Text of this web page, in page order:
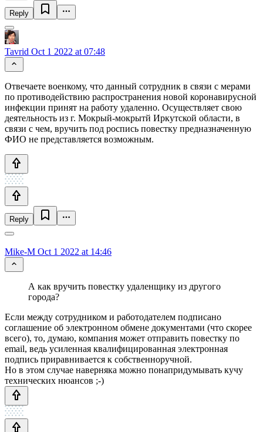
Reply
Tavrid Oct 1 2022 at 07:48
Отвечаете военкому, что данный сотрудник в связи с мерами
по противодействию распространения новой коронавирусной
инфекции принят на работу удаленно. Осуществляет свою
деятельность из г. Мокрый-мокрытй Иркутской области, в
связи с чем, вручить под роспись повестку предназначенную
ФИО не представляется возможным.
Reply
Mike-M Oct 1 2022 at 14:46
А как вручить повестку удаленщику из другого
города?
Если между сотрудником и работодателем подписано
соглашение об электронном обмене документами (что скорее
всего), то, думаю, компания может отправить повестку по
email, ведь усиленная квалифицированная электронная
подпись приравнивается к собственноручной.
Но в этом случае наверняка можно понапридумывать кучу
технических нюансов ;-)